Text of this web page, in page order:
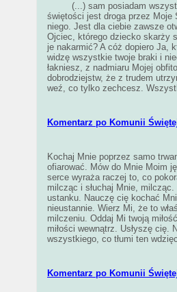
(...) sam posiadam
świętości jest droga przez
niego. Jest dla ciebie zawsze
Ojciec, którego dziecko skarży
je nakarmić? A cóż dopiero Ja,
widzę wszystkie twoje braki i
łakniesz, z nadmiaru Mojej
dobrodziejstw, że z trudem
weź, co tylko zechcesz.
Komentarz po Komunii
Kochaj Mnie poprzez samo
ofiarować. Mów do Mnie Moim
serce wyraża raczej to, co
milcząc i słuchaj Mnie,
ustanku. Nauczę cię kochać
nieustannie. Wierz Mi, że to
milczeniu. Oddaj Mi twoją
miłości wewnątrz. Usłyszę cię.
wszystkiego, co tłumi ten
Komentarz po Komunii